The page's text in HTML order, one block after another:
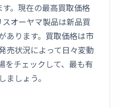
。現在の最高買取価格
オーヤマ製品は新品買
あります。買取価格は市
売状況によって日々変動
をチェックして、最も有
しょう。